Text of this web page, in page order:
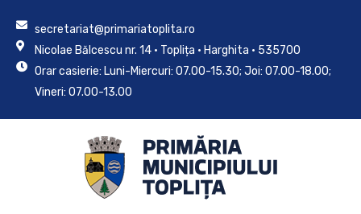
secretariat@primariatoplita.ro
Nicolae Bălcescu nr. 14 • Toplița • Harghita • 535700
Orar casierie: Luni-Miercuri: 07.00-15.30; Joi: 07.00-18.00;
Vineri: 07.00-13.00